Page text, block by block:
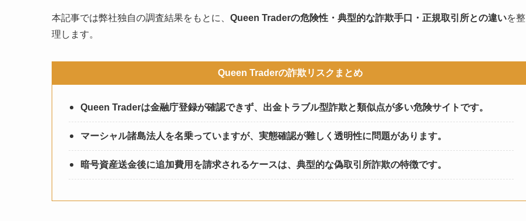
本記事では弊社独自の調査結果をもとに、 Queen Traderの危険性・典型的な詐欺手口・正規取引所との違いを整
理します。
Queen Traderの詐欺リスクまとめ
Queen Traderは金融庁登録が確認できず、出金トラブル型詐欺と類似点が多い危険サイトです。
マーシャル諸島法人を名乗っていますが、実態確認が難しく透明性に問題があります。
暗号資産送金後に追加費用を請求されるケースは、典型的な偽取引所詐欺の特徴です。